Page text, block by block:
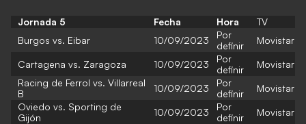
Jornada 5 Fecha Hora
TV
Burgos vs. Eibar
10/09/2023
Por
definir
Movistar
Cartagena vs. Zaragoza 10/09/2023
Por
definir
Movistar
Racing de Ferrol vs. Villarreal
B
10/09/2023
Por
definir
Movistar
Oviedo vs. Sporting de
Gijón
10/09/2023
Por
definir
Movistar